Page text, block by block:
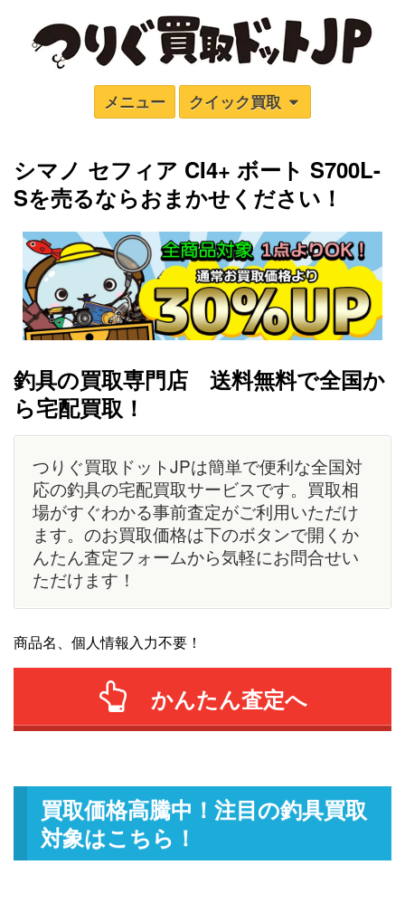
メニュー クイック買取
シマノ セフィア CI4+ ボート S700L-
Sを売るならおまかせください！
釣具の買取専門店 送料無料で全国か
ら宅配買取！
つりぐ買取ドットJPは簡単で便利な全国対
応の釣具の宅配買取サービスです。買取相
場がすぐわかる事前査定がご利用いただけ
ます。のお買取価格は下のボタンで開くか
んたん査定フォームから気軽にお問合せい
ただけます！
商品名、個人情報入力不要！
かんたん査定へ
買取価格高騰中！注目の釣具買取
対象はこちら！